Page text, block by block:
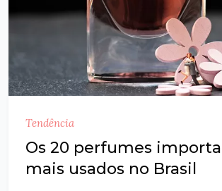
Tendência
Os 20 perfumes
mais usados no Brasil